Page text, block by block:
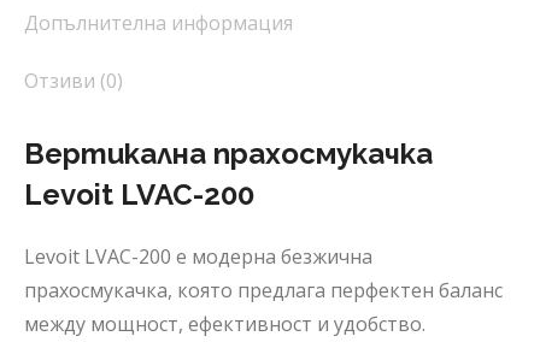
Допълнителна информация
Отзиви (0)
Вертикална прахосмукачка
Levoit LVAC-200
Levoit LVAC-200 е модерна безжична
прахосмукачка, която предлага перфектен баланс
между мощност, ефективност и удобство.